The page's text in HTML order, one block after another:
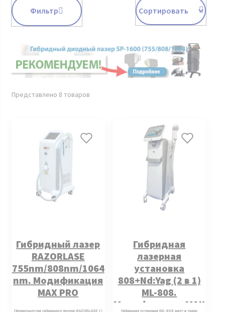
Фильтр
Представлено 8 товаров
Гибридный лазер
RAZORLASE
755nm/808nm/1064
nm. Модификация
MAX PRO
Преимущества гибридного лазера RAZORLASE 1)
Гибридная
лазерная
установка
808+Nd:Yag (2 в 1)
ML-808.
Модификация MAX
Гибридная установка ML-808 идет в таких